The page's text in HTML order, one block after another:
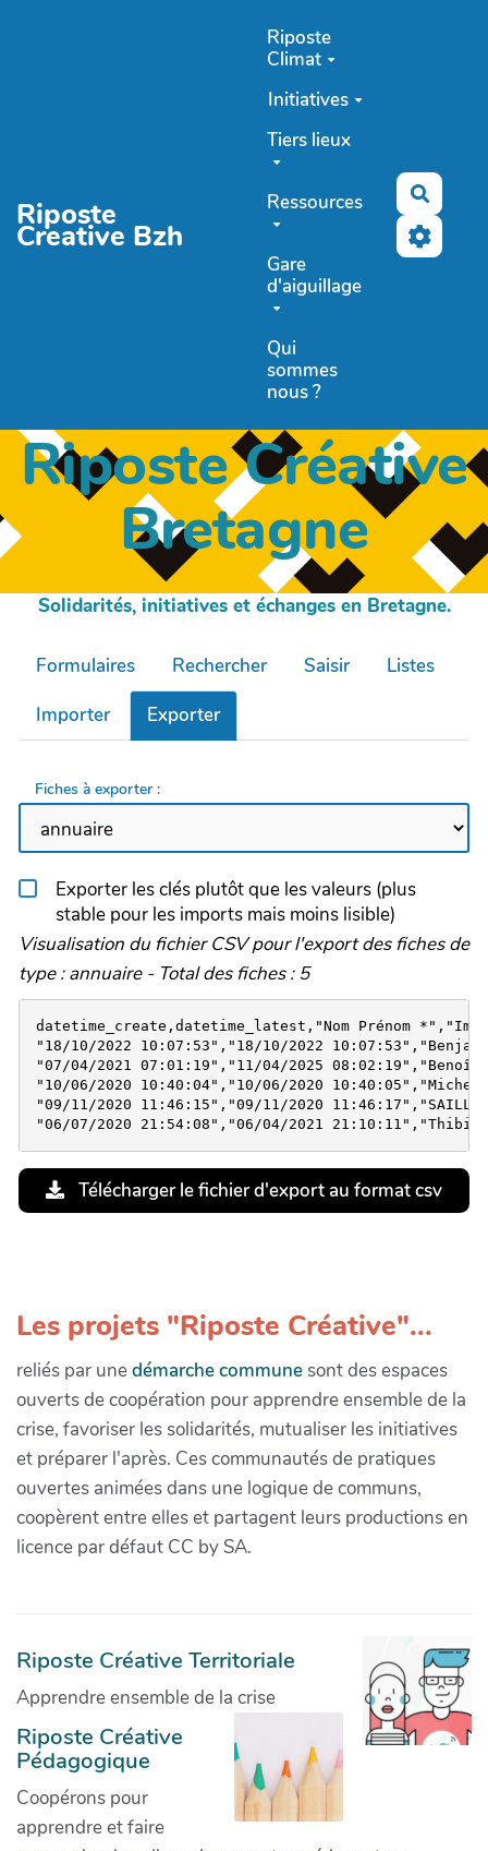
Riposte
Creative Bzh
Riposte
Climat
Initiatives
Tiers lieux
Ressources
Gare
d'aiguillage
Qui
sommes
nous ?
Riposte Créative
Bretagne
Solidarités, initiatives et échanges en Bretagne.
Formulaires Rechercher Saisir
Listes
Importer
Exporter
Fiches à exporter :
Exporter les clés plutôt que les valeurs (plus
stable pour les imports mais moins lisible)
Visualisation du fichier CSV pour l'export des fiches de
type : annuaire - Total des fiches : 5
datetime_create,datetime_latest,"Nom Prénom
"18/10/2022 10:07:53","18/10/2022
"07/04/2021 07:01:19","11/04/2025
"10/06/2020 10:40:04","10/06/2020
"09/11/2020 11:46:15","09/11/2020
Télécharger le fichier d'export au format csv